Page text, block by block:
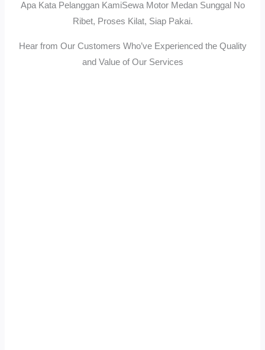
Apa Kata Pelanggan KamiSewa Motor Medan Sunggal No
Ribet, Proses Kilat, Siap Pakai.
Hear from Our Customers Who’ve Experienced the Quality
and Value of Our Services